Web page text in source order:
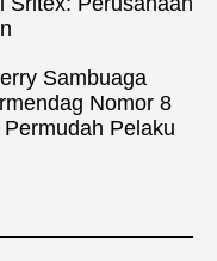
Sambuaga
Nomor 8
Pelaku